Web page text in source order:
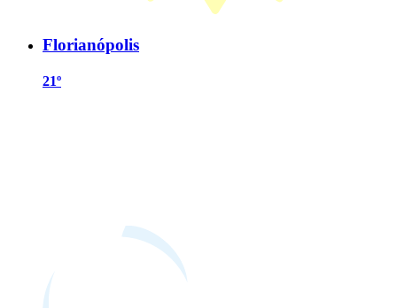
Florianópolis
21º